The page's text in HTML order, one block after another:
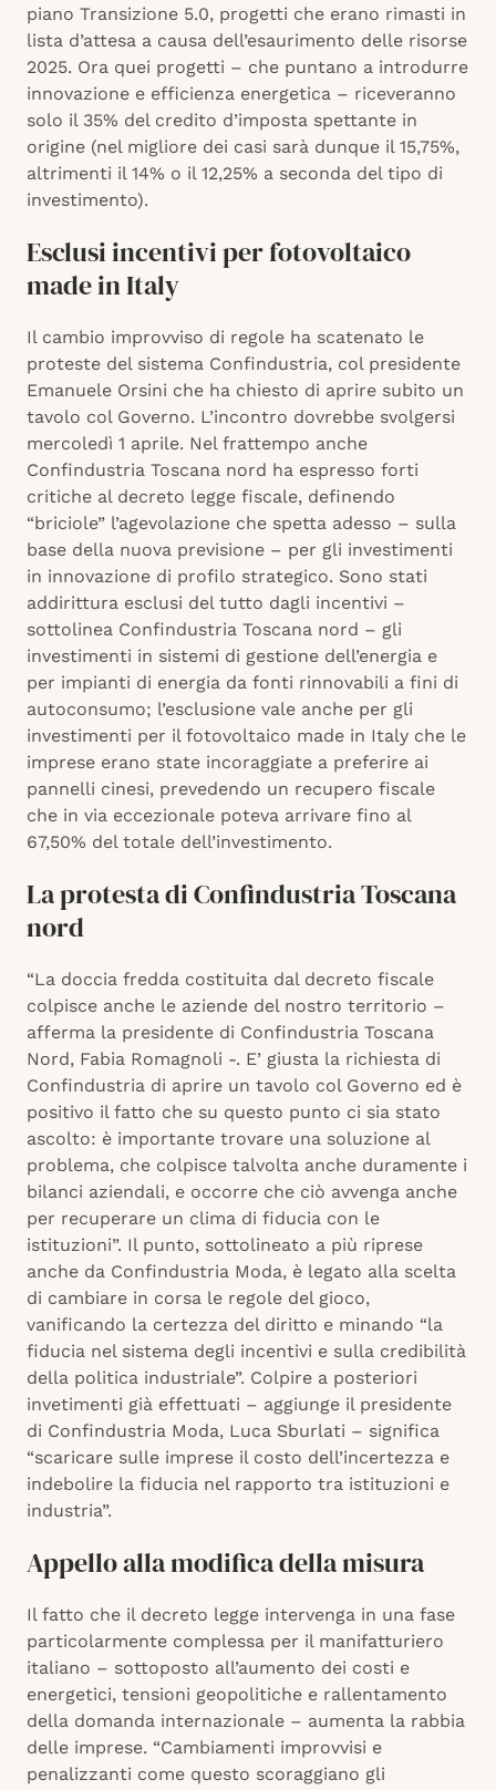
piano Transizione 5.0, progetti che erano rimasti in
lista d’attesa a causa dell’esaurimento delle risorse
2025. Ora quei progetti – che puntano a introdurre
innovazione e efficienza energetica – riceveranno
solo il 35% del credito d’imposta spettante in
origine (nel migliore dei casi sarà dunque il 15,75%,
altrimenti il 14% o il 12,25% a seconda del tipo di
investimento).
Esclusi incentivi per fotovoltaico
made in Italy
Il cambio improvviso di regole ha scatenato le
proteste del sistema Confindustria, col presidente
Emanuele Orsini che ha chiesto di aprire subito un
tavolo col Governo. L’incontro dovrebbe svolgersi
mercoledì 1 aprile. Nel frattempo anche
Confindustria Toscana nord ha espresso forti
critiche al decreto legge fiscale, definendo
“briciole” l’agevolazione che spetta adesso – sulla
base della nuova previsione – per gli investimenti
in innovazione di profilo strategico. Sono stati
addirittura esclusi del tutto dagli incentivi –
sottolinea Confindustria Toscana nord – gli
investimenti in sistemi di gestione dell’energia e
per impianti di energia da fonti rinnovabili a fini di
autoconsumo; l’esclusione vale anche per gli
investimenti per il fotovoltaico made in Italy che le
imprese erano state incoraggiate a preferire ai
pannelli cinesi, prevedendo un recupero fiscale
che in via eccezionale poteva arrivare fino al
67,50% del totale dell’investimento.
La protesta di Confindustria Toscana
nord
“La doccia fredda costituita dal decreto fiscale
colpisce anche le aziende del nostro territorio –
afferma la presidente di Confindustria Toscana
Nord, Fabia Romagnoli -. E’ giusta la richiesta di
Confindustria di aprire un tavolo col Governo ed è
positivo il fatto che su questo punto ci sia stato
ascolto: è importante trovare una soluzione al
problema, che colpisce talvolta anche duramente i
bilanci aziendali, e occorre che ciò avvenga anche
per recuperare un clima di fiducia con le
istituzioni”. Il punto, sottolineato a più riprese
anche da Confindustria Moda, è legato alla scelta
di cambiare in corsa le regole del gioco,
vanificando la certezza del diritto e minando “la
fiducia nel sistema degli incentivi e sulla credibilità
della politica industriale”. Colpire a posteriori
invetimenti già effettuati – aggiunge il presidente
di Confindustria Moda, Luca Sburlati – significa
“scaricare sulle imprese il costo dell’incertezza e
indebolire la fiducia nel rapporto tra istituzioni e
industria”.
Appello alla modifica della misura
Il fatto che il decreto legge intervenga in una fase
particolarmente complessa per il manifatturiero
italiano – sottoposto all’aumento dei costi e
energetici, tensioni geopolitiche e rallentamento
della domanda internazionale – aumenta la rabbia
delle imprese. “Cambiamenti improvvisi e
penalizzanti come questo scoraggiano gli